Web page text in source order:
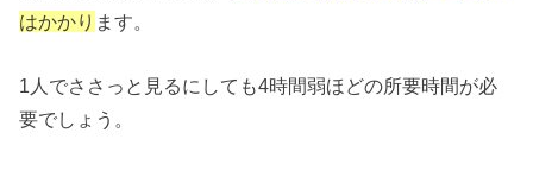
はかかり ます。
1人でささっと見るにしても4時間弱ほどの所要時間が必
要でしょう。